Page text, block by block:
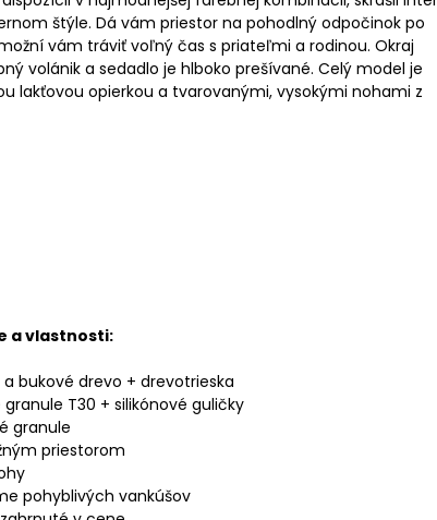
štýle. Dá vám priestor na pohodlný odpočinok po
vám tráviť voľný čas s priateľmi a rodinou. Okraj
volánik a sedadlo je hlboko prešívané. Celý model je
lakťovou opierkou a tvarovanými, vysokými nohami z
a vlastnosti:
bukové drevo + drevotrieska
T30 + silikónové guličky
granule
priestorom
pohyblivých vankúšov